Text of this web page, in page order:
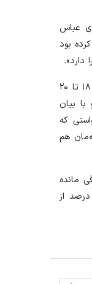
عباس
کرده بود
حالا رحمانی‌فر هم با تایید خروج برخی خانواده‌ها از روند دادگاه، از احتمال خروج تعداد دیگری در ادامه خبر داد: «تعدادی از خانواده‌ها (حدود ۱۸ تا ۲۰
بیان
که
هم
مدت باقی مانده
بیشتری از روند دادگاه کنار خواهند رفت و طبق صحبت‌های انجام شده میان خانواده‌های شاکی، احتمالا نهایتا حدود ۸۰ درصد از